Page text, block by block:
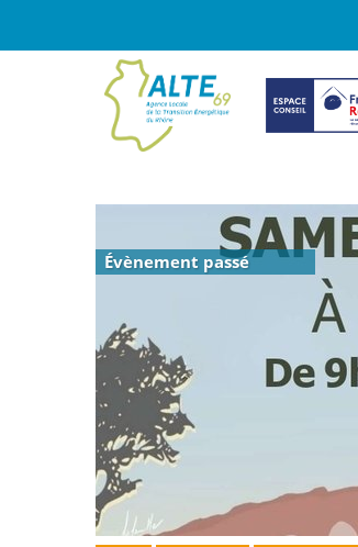
Évènement passé